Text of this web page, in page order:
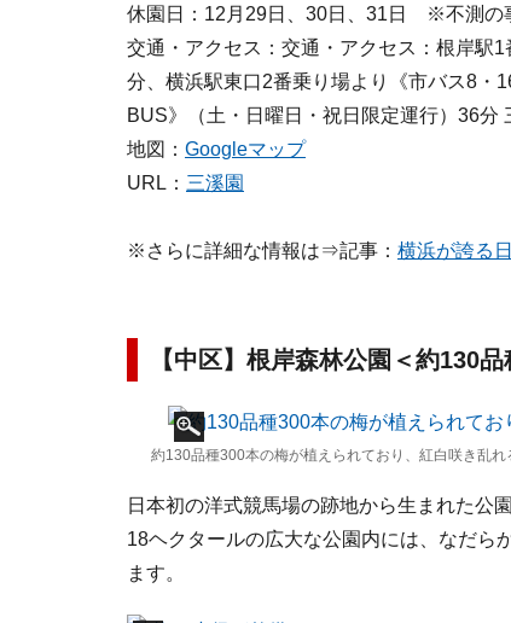
休園日：12月29日、30日、31日 ※不測の
交通・アクセス：交通・アクセス：根岸駅
分、横浜駅東口2番乗り場より《市バス8・
BUS》（土・日曜日・祝日限定運行）36分
地図： Googleマップ
URL： 三溪園
※さらに詳細な情報は⇒記事： 横浜が誇る
【中区】根岸森林公園＜約130品
約130品種300本の梅が植えられており、紅白咲き乱れ
日本初の洋式競馬場の跡地から生まれた公
18ヘクタールの広大な公園内には、なだら
ます。